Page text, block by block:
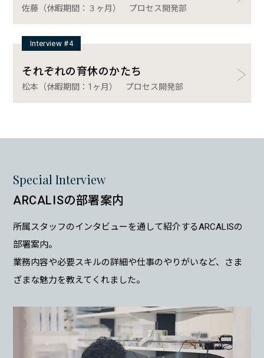
佐藤（休暇期間：３ヶ月） プロセス開発部
それぞれの育休のかたち
松本（休暇期間：1ヶ月） プロセス開発部
Interview #4
Special Interview
ARCALISの部署案内
所属スタッフのインタビューを通して紹介するARCALISの
部署案内。
業務内容や必要スキルの詳細や仕事のやりがいなど、さま
ざまな魅力を教えてくれました。